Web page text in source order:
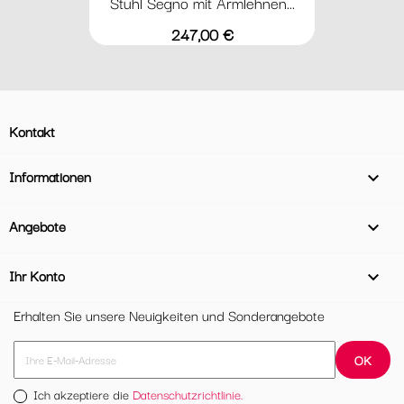
Preis
247,00 €
Kontakt
Informationen 
Angebote 
Ihr Konto

Erhalten Sie unsere Neuigkeiten und Sonderangebote
Ich akzeptiere die Datenschutzrichtlinie.